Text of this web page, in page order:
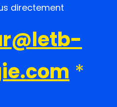
directement
*